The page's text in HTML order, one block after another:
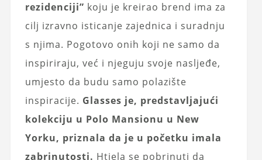
rezidenciji” koju je kreirao brend ima za
cilj izravno isticanje zajednica i suradnju
s njima. Pogotovo onih koji ne samo da
inspiriraju, već i njeguju svoje nasljeđe,
umjesto da budu samo polazište
inspiracije. Glasses je, predstavljajući
kolekciju u Polo Mansionu u New
Yorku, priznala da je u početku imala
zabrinutosti. Htjela se pobrinuti da